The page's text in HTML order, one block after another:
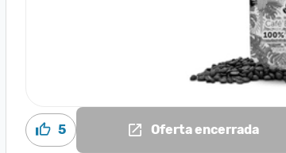
5 Oferta encerrada